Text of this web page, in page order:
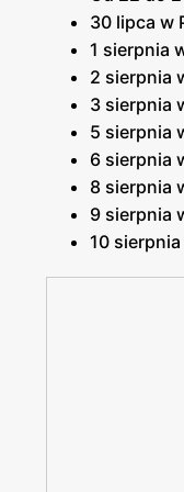
30 lipca w
1 sierpnia
2 sierpnia
3 sierpnia
5 sierpnia
6 sierpnia
8 sierpnia
9 sierpnia
10